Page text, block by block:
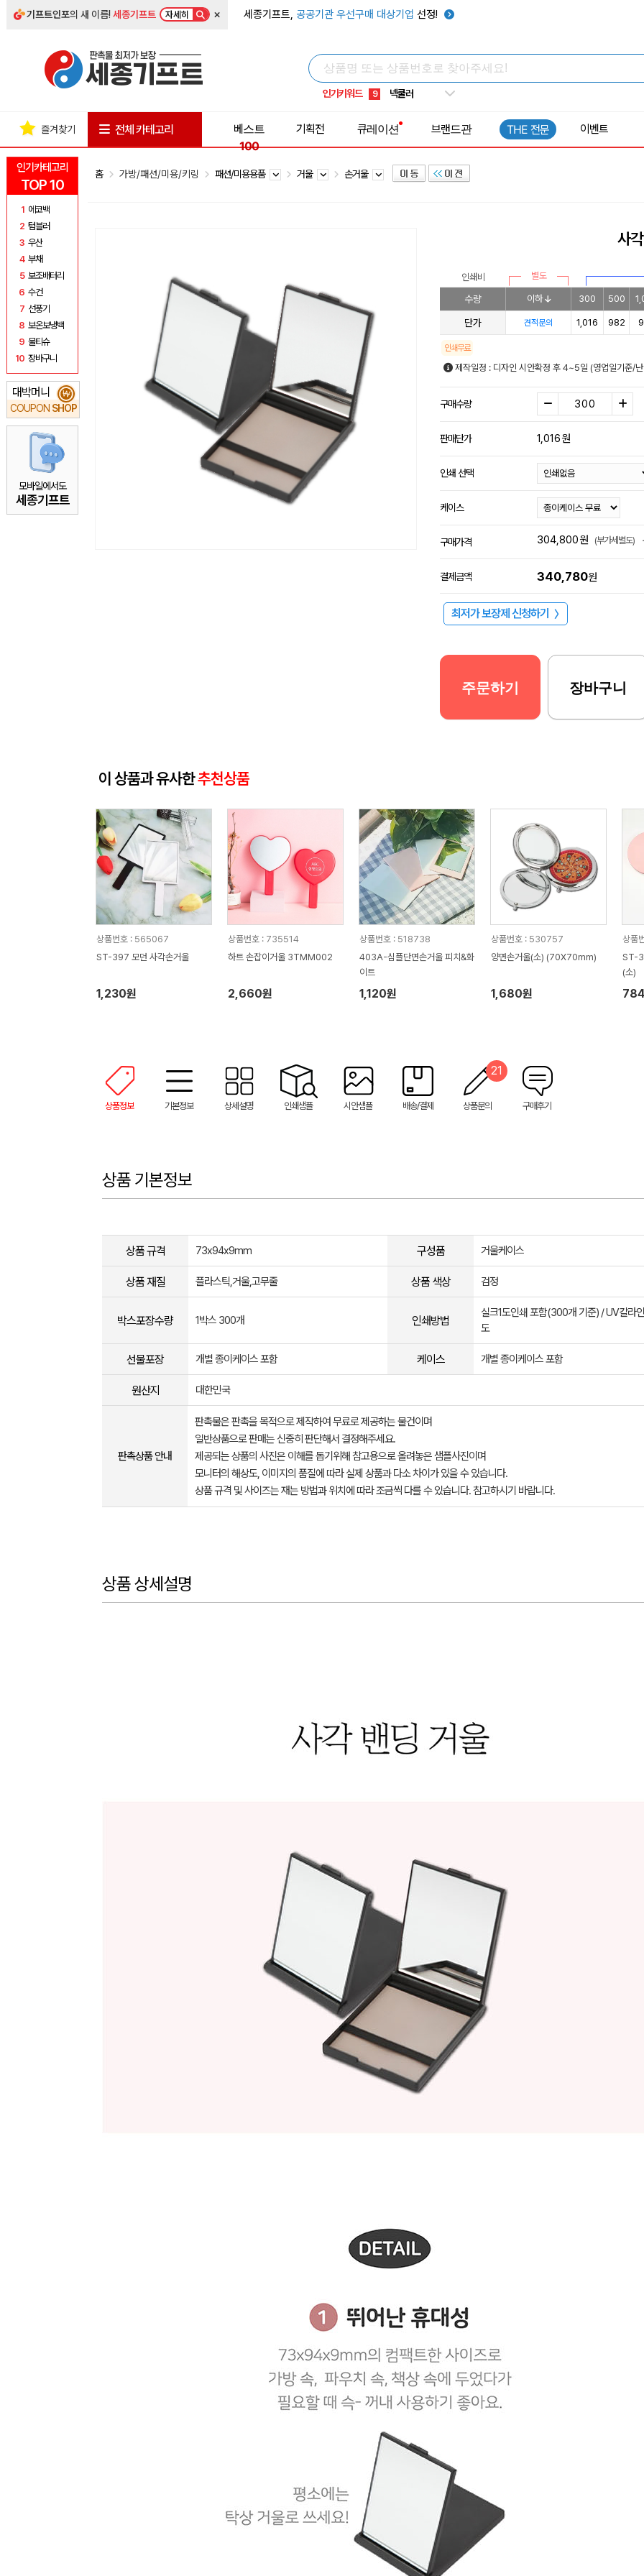
기프트인포의 새 이름!세종기프트 자세히 × 세종기프트, 공공기관 우선구매 대상기업 선정!
인기키워드
6 우산
9 넥쿨러
10 타포린가방
인기카테고리
TOP 10
1 에코백
2 텀블러
3 우산
4 부채
5 보조배터리
6 수건
7 선풍기
8 보온보냉백
9 물티슈
10 장바구니
대박머니
COUPON SHOP
₩
모바일에서도
세종기프트
즐겨찾기 전체 카테고리
베스트
100
기획전 큐레이션 브랜드관 THE 전문 이벤트
홈 가방/패션/미용/키링 패션/미용용품 거울 손거울
사
인쇄비 별도
수량 이하 300 500
단가 견적문의 1,016 982
인쇄무료
제작일정 : 디자인 시안확정 후 4~5일 (영업일기준/
구매수량
판매단가 1,016원
인쇄 선택
케이스
구매가격 304,800원 (부가세별도)
결제금액 340,780원
최저가 보장제 신청하기 〉
주문하기 장바구니
이 상품과 유사한추천상품
상품번호 : 565067
ST-397 모던 사각손거울
1,230원
상품번호 : 735514
하트 손잡이거울 3TMM002
2,660원
상품번호 : 518738
403A-심플단면손거울 피치&화
이트
1,120원
상품번호 : 530757
양면손거울(소) (70X70mm)
1,680원
상품
ST-
(소)
상품정보 기본정보 상세설명 인쇄샘플 시안샘플 배송/결제 상품문의
21
구매후기
상품 기본정보
상품 규격 73x94x9mm 구성품 거울케이스
상품 재질 플라스틱,거울,고무줄 상품 색상 검정
박스포장수량 1박스 300개 인쇄방법
실크1도인쇄 포함(300개 기준) / UV칼라
도
선물포장 개별 종이케이스 포함 케이스 개별 종이케이스 포함
원산지 대한민국
판촉상품 안내
판촉물은 판촉을 목적으로 제작하여 무료로 제공하는 물건이며
일반상품으로 판매는 신중히 판단해서 결정해주세요.
제공되는 상품의 사진은 이해를 돕기위해 참고용으로 올려놓은 샘플사진이며
모니터의 해상도, 이미지의 품질에 따라 실제 상품과 다소 차이가 있을 수 있습니다.
상품 규격 및 사이즈는 재는 방법과 위치에 따라 조금씩 다를 수 있습니다. 참고하시기 바랍니다.
상품 상세설명